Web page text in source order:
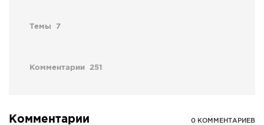
Темы 7
Комментарии 251
Комментарии 0 КОММЕНТАРИЕВ